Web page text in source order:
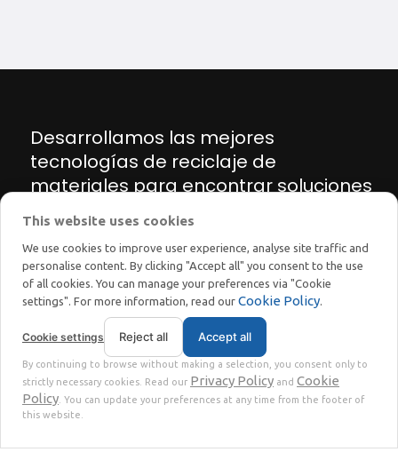
Desarrollamos las mejores
tecnologías de reciclaje de
materiales para encontrar soluciones
innovadoras para la transición
energética y ecológica
STOKKERMILL | SELTEK SRL© 2023 | P. Iva. IT02360630301 |Privacy |Terms
This website uses cookies
We use cookies to improve user experience, analyse site traffic and
personalise content. By clicking "Accept all" you consent to the use
of all cookies. You can manage your preferences via "Cookie
settings". For more information, read our Cookie Policy.
Cookie settings Reject all Accept all
By continuing to browse without making a selection, you consent only to
strictly necessary cookies. Read our Privacy Policy and Cookie
Policy . You can update your preferences at any time from the footer of
this website.